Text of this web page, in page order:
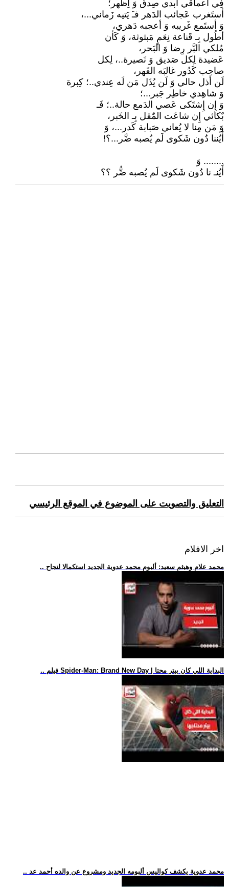
فِي أعماقي أُبدي صِدق وَ أِظهر؛
أستَغرب عَجائب الدَهر فـَ يَتيه زَماني...،
وَ أستَمع غَريبه وَ أعجبه دَهري،
أطُول بِـ قَناعة نِعَمٍ مَبثوثة، وَ كَأن
مُلكي البَّر رِضا وَ البَحر،
عَضيدة لِكل صَديق وَ نَصيرة..، لِكل
صاحِب كَدُور غالبَه القَهر،
لَن أذل حالي وَ لَن يُذَل مَن لَه عِندي..؛ كِبرة
وَ شاهِدي خاطِر جَبر...؛
وَ إِن إِشتَكى عَصي الدَمع حالة..؛ فَـ
بٌكائي إِن شاعَت المٌقل بِـ الخَبر،
وَ مَن مِنا لا يُعاني صَبابة كَدر...، وَ
أَيُننا دُون شَكوى لَم يُصبه ضَّر...؟!
........ وَ
أَيُنـ نا دُون شَكوى لَم يُصبه ضُّر ؟؟
التعليق والتصويت على الموضوع في الموقع الرئيسي
اخر الافلام
.. محمد علام وهيثم سعيد: ألبوم محمد عدوية الجديد استكمالا لنجاح
.. فيلم Spider-Man: Brand New Day | البداية اللي كان بيتر محتا
.. محمد عدوية يكشف كواليس ألبومه الجديد ومشروع عن والده أحمد عد